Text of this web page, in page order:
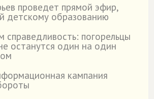
проведет прямой эфир,
детскому образованию
справедливость: погорельцы
останутся один на один
кампания